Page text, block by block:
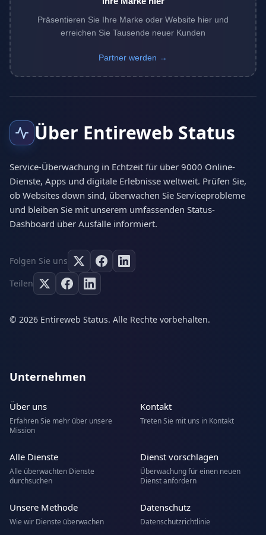
Präsentieren Sie Ihre Marke oder Website hier und
erreichen Sie Tausende neuer Kunden
Partner werden →
Über Entireweb Status
Service-Überwachung in Echtzeit für über 9000 Online-
Dienste, Apps und digitale Erlebnisse weltweit. Prüfen Sie,
ob Websites down sind, überwachen Sie Serviceprobleme
und bleiben Sie mit unserem umfassenden Status-
Dashboard über Ausfälle informiert.
Folgen Sie uns
Teilen
© 2026 Entireweb Status. Alle Rechte vorbehalten.
Unternehmen
Über uns
Erfahren Sie mehr über unsere
Mission
Kontakt
Treten Sie mit uns in Kontakt
Alle Dienste
Alle überwachten Dienste
durchsuchen
Dienst vorschlagen
Überwachung für einen neuen
Dienst anfordern
Unsere Methode
Wie wir Dienste überwachen
Datenschutz
Datenschutzrichtlinie